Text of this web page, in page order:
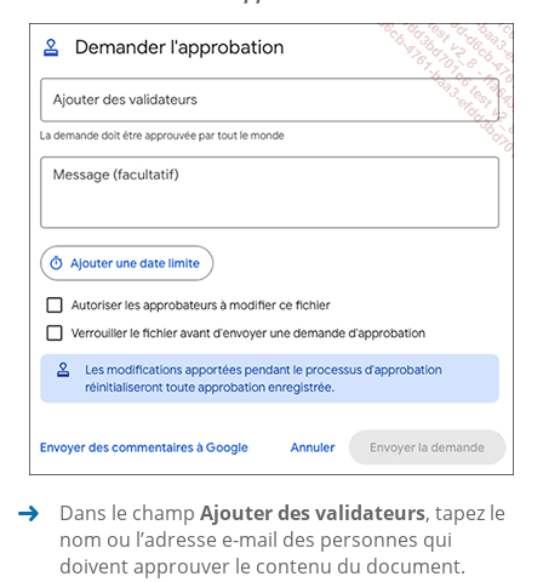
Dans le champ Ajouter des validateurs, tapez le
nom ou l’adresse e-mail des personnes qui
doivent approuver le contenu du document.